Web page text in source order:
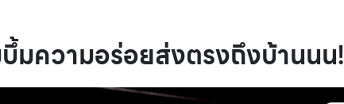
มความอร่อยส่งตรงถึงบ้านนน!